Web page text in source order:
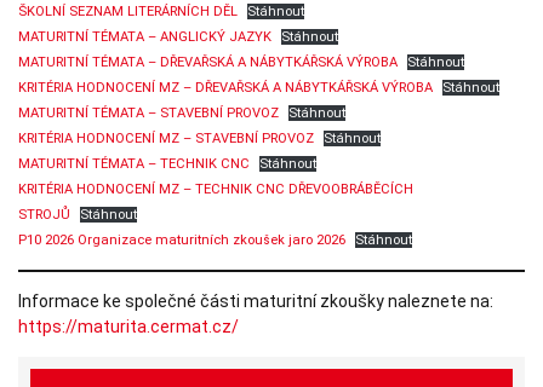
ŠKOLNÍ SEZNAM LITERÁRNÍCH DĚL
Stáhnout
MATURITNÍ TÉMATA – ANGLICKÝ JAZYK
Stáhnout
MATURITNÍ TÉMATA – DŘEVAŘSKÁ A NÁBYTKÁŘSKÁ VÝROBA
Stáhnout
KRITÉRIA HODNOCENÍ MZ – DŘEVAŘSKÁ A NÁBYTKÁŘSKÁ VÝROBA
Stáhnout
MATURITNÍ TÉMATA – STAVEBNÍ PROVOZ
Stáhnout
KRITÉRIA HODNOCENÍ MZ – STAVEBNÍ PROVOZ
Stáhnout
MATURITNÍ TÉMATA – TECHNIK CNC
Stáhnout
KRITÉRIA HODNOCENÍ MZ – TECHNIK CNC DŘEVOOBRÁBĚCÍCH
STROJŮ
Stáhnout
P10 2026 Organizace maturitních zkoušek jaro 2026
Stáhnout
Informace ke společné části maturitní zkoušky naleznete na:
https://maturita.cermat.cz/
Nezbytné
Tyto
soubory
volitelné.
nezbytné
pro